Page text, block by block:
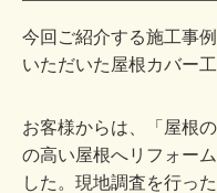
今回ご紹介する施工事
いただいた屋根カバー工
お客様からは、「屋根
の高い屋根へリフォー
した。現地調査を行っ